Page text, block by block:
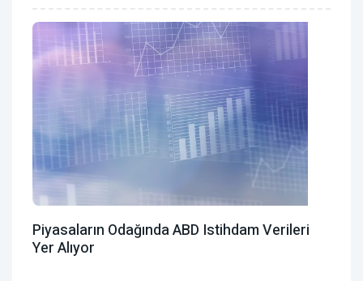
Piyasaların Odağında ABD Istihdam Verileri
Yer Alıyor